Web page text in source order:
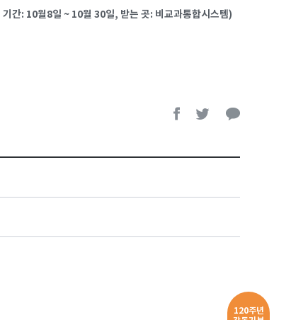
120주년
간: 10월8일 ~ 10월 30일, 받는 곳: 비교과통합시스템)